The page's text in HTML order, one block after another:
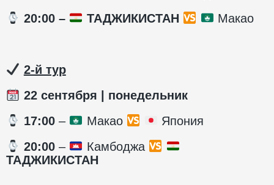
️ 20:00 –
ТАДЖИКИСТАН Макао
2-й тур
22 сентября | понедельник
️ 17:00 – Макао
Япония
️ 20:00 –
Камбоджа
ТАДЖИКИСТАН